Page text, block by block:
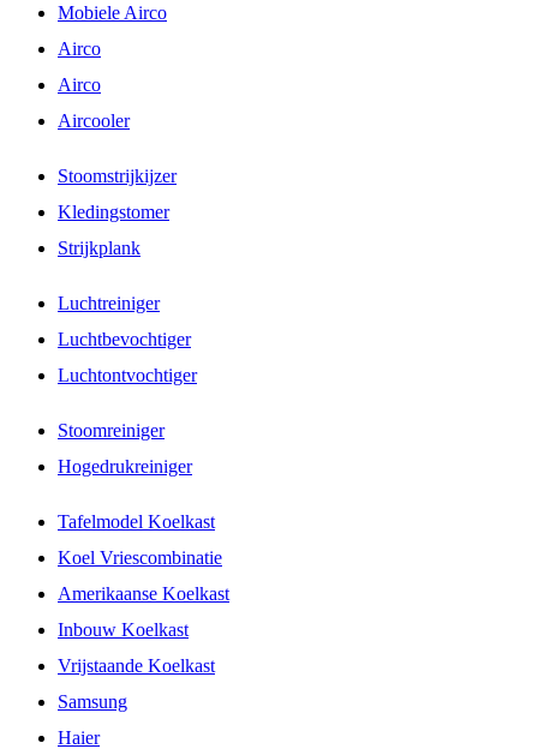
Mobiele Airco
Airco
Airco
Aircooler
Stoomstrijkijzer
Kledingstomer
Strijkplank
Luchtreiniger
Luchtbevochtiger
Luchtontvochtiger
Stoomreiniger
Hogedrukreiniger
Tafelmodel Koelkast
Koel Vriescombinatie
Amerikaanse Koelkast
Inbouw Koelkast
Vrijstaande Koelkast
Samsung
Haier